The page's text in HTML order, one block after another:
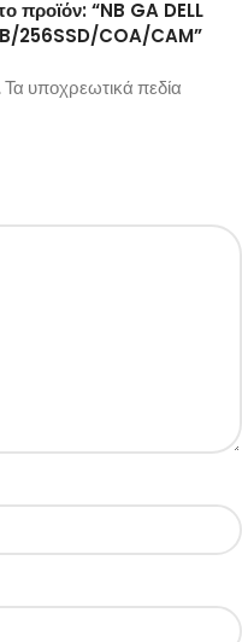
προϊόν: “NB GA DELL
256SSD/COA/CAM”
Τα υποχρεωτικά πεδία